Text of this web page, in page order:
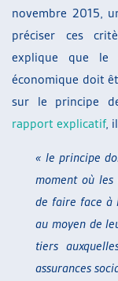
novembre 2015,
préciser ces
explique que
économique doit
sur le principe
rapport explicatif,
« le principe
moment où
de faire face à
au moyen de
tiers
assurances